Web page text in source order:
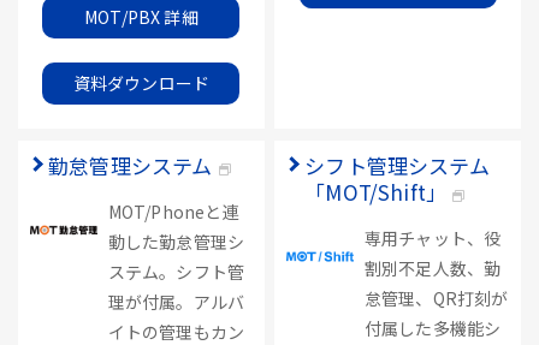
MOT/PBX 詳細
資料ダウンロード
勤怠管理システム
MOT/Phoneと連
動した勤怠管理シ
ステム。シフト管
理が付属。アルバ
イトの管理もカン
シフト管理システム
「MOT/Shift」
専用チャット、役
割別不足人数、勤
怠管理、QR打刻が
付属した多機能シ